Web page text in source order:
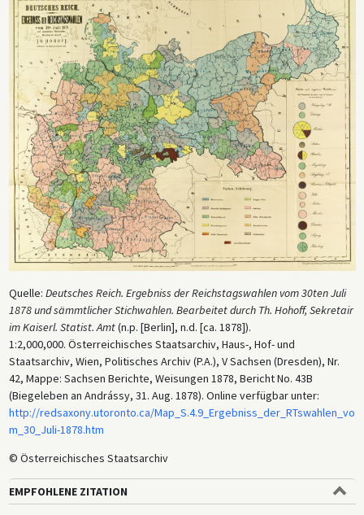
Quelle: Deutsches Reich. Ergebniss der Reichstagswahlen vom 30ten Juli
1878 und sämmtlicher Stichwahlen. Bearbeitet durch Th. Hohoff, Sekretair
im Kaiserl. Statist. Amt(n.p. [Berlin], n.d. [ca. 1878]).
1:2,000,000. Österreichisches Staatsarchiv, Haus-, Hof- und
Staatsarchiv, Wien, Politisches Archiv (P.A.), V Sachsen (Dresden), Nr.
42, Mappe: Sachsen Berichte, Weisungen 1878, Bericht No. 43B
(Biegeleben an Andrássy, 31. Aug. 1878). Online verfügbar unter:
http://redsaxony.utoronto.ca/Map_S.4.9_Ergebniss_der_RTswahlen_vo
m_30_Juli-1878.htm
© Österreichisches Staatsarchiv
EMPFOHLENE ZITATION